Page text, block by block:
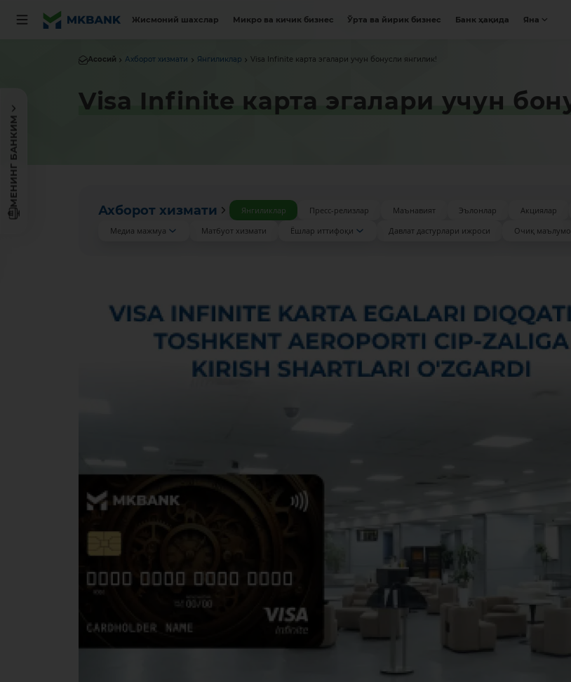
Жисмоний шахслар Микро ва кичик бизнес Ўрта ва йирик бизнес Банк ҳақида Яна
МЕНИНГ БАНКИМ
Асосий Ахборот хизмати Янгиликлар Visa Infinite карта эгалари учун бонусли янгилик!
Visa Infinite карта эгалари учун
Ахборот хизмати Янгиликлар Пресс-релизлар Маънавият Эълонлар Акциялар
Медиа мажмуа
Матбуот хизмати Ёшлар иттифоқи Давлат дастурлари ижроси Очиқ